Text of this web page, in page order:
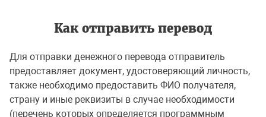
Как отправить перевод
Для отправки денежного перевода отправитель
предоставляет документ, удостоверяющий личность,
также необходимо предоставить ФИО получателя,
страну и иные реквизиты в случае необходимости
(перечень которых определяется программным